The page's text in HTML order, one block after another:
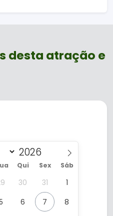
desta atração e
Qui Sex Sáb
30 31
1
6 7
8